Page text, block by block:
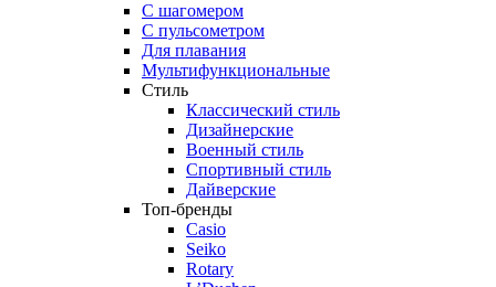
С шагомером
С пульсометром
Для плавания
Мультифункциональные
Стиль
Классический стиль
Дизайнерские
Военный стиль
Спортивный стиль
Дайверские
Топ-бренды
Casio
Seiko
Rotary